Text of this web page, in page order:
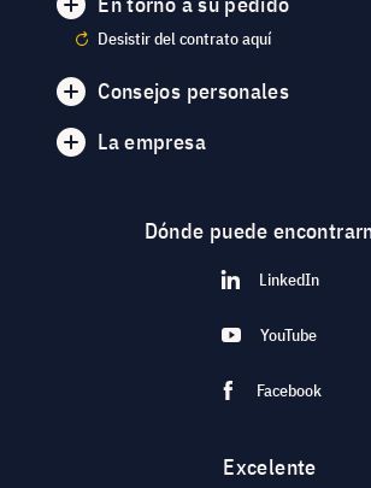
Desistir del contrato aquí
Consejos personales
La empresa
Dónde puede
LinkedIn
YouTube
Facebook
Excelente